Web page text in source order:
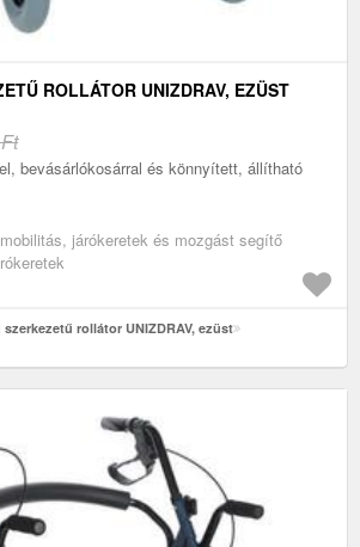
ROLLÁTOR UNIZDRAV, EZÜST
bevásárlókosárral és könnyített, állítható
járókeretek és mozgást segítő
rollátor UNIZDRAV, ezüst